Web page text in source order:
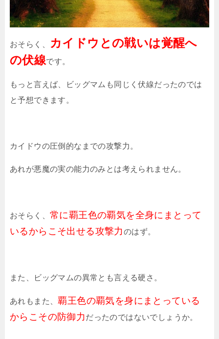
おそらく、
カイドウとの戦いは覚醒へ
の伏線です。
もっと言えば、ビッグマムも同じく伏線だったのでは
と予想できます。
カイドウの圧倒的なまでの攻撃力。
あれが悪魔の実の能力のみとは考えられません。
おそらく、 常に覇王色の覇気を全身にまとって
いるからこそ出せる攻撃力のはず。
また、ビッグマムの異常とも言える硬さ。
あれもまた、覇王色の覇気を身にまとっている
からこその防御力だったのではないでしょうか。